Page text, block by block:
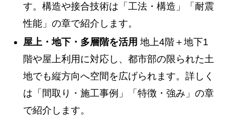
す。構造や接合技術は「工法・構造」「耐震
性能」の章で紹介します。
屋上・地下・多層階を活用 地上4階＋地下1
階や屋上利用に対応し、都市部の限られた土
地でも縦方向へ空間を広げられます。詳しく
は「間取り・施工事例」「特徴・強み」の章
で紹介します。